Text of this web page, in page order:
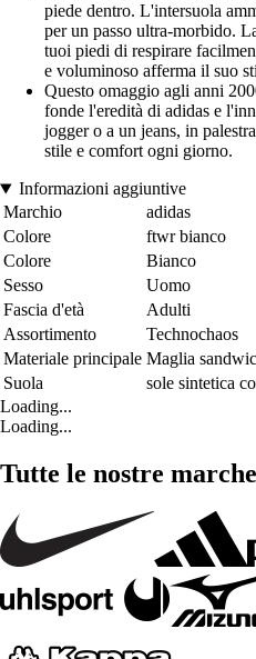
piede dentro. L'intersuola
per un passo ultra-morbido.
tuoi piedi di respirare
e voluminoso afferma il suo
Questo omaggio agli anni
fonde l'eredità di adidas e
jogger o a un jeans, in
stile e comfort ogni giorno.
Informazioni aggiuntive
Marchio
adidas
Colore
ftwr bianco
Colore
Bianco
Sesso
Uomo
Fascia d'età
Adulti
Assortimento
Technochaos
Materiale principale Maglia
Suola
sole sintetica
Loading...
Loading...
Tutte le nostre marche